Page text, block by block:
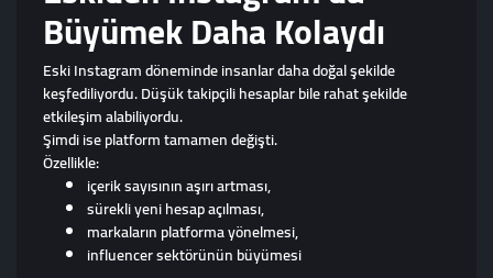
Büyümek Daha Kolaydı
Eski Instagram döneminde insanlar daha doğal şekilde
keşfediliyordu. Düşük takipçili hesaplar bile rahat şekilde
etkileşim alabiliyordu.
Şimdi ise platform tamamen değişti.
Özellikle:
içerik sayısının aşırı artması,
sürekli yeni hesap açılması,
markaların platforma yönelmesi,
influencer sektörünün büyümesi